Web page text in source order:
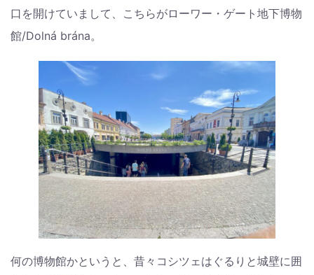
口を開けていまして、こちらがローワー・ゲート地下博物
館/Dolná brána。
何の博物館かというと、昔々コシツェはぐるりと城壁に囲